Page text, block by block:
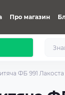
Про магазин
ФБ 991 Лакоста